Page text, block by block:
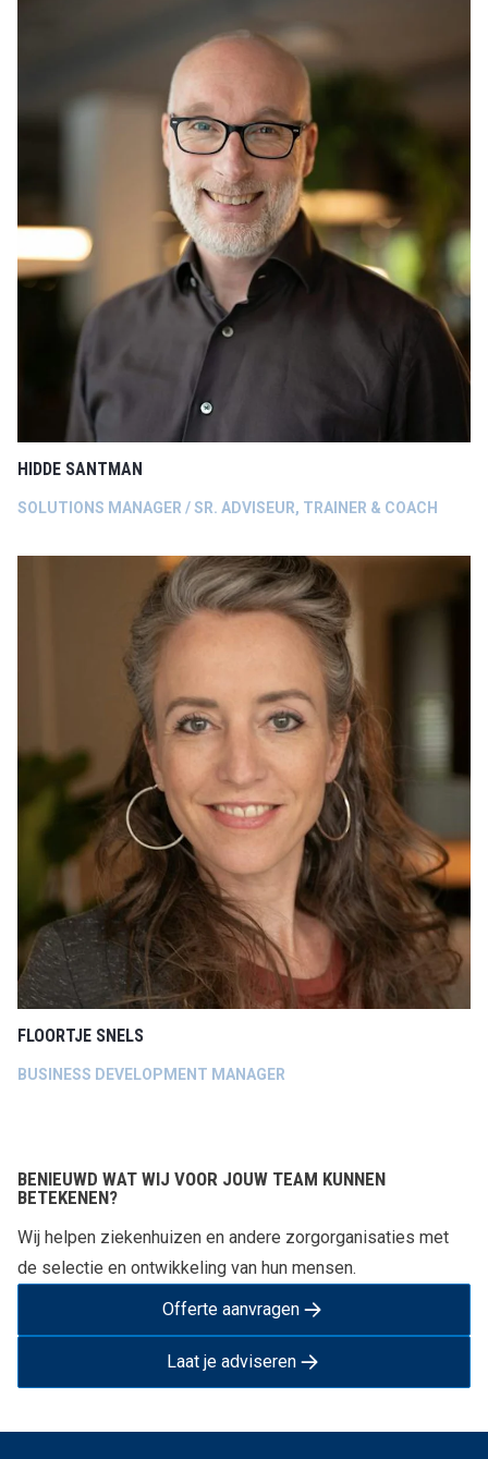
HIDDE SANTMAN
SOLUTIONS MANAGER / SR. ADVISEUR, TRAINER & COACH
FLOORTJE SNELS
BUSINESS DEVELOPMENT MANAGER
BENIEUWD WAT WIJ VOOR JOUW TEAM KUNNEN
BETEKENEN?
Wij helpen ziekenhuizen en andere zorgorganisaties met
de selectie en ontwikkeling van hun mensen.
Offerte aanvragen
Laat je adviseren